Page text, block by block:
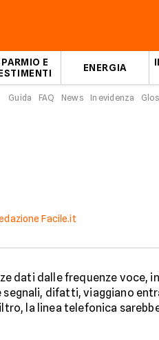
E
ENERGIA
Guida FAQ News In evidenza
Facile.it
dati dalle frequenze voce,
segnali, difatti, viaggiano
la linea telefonica